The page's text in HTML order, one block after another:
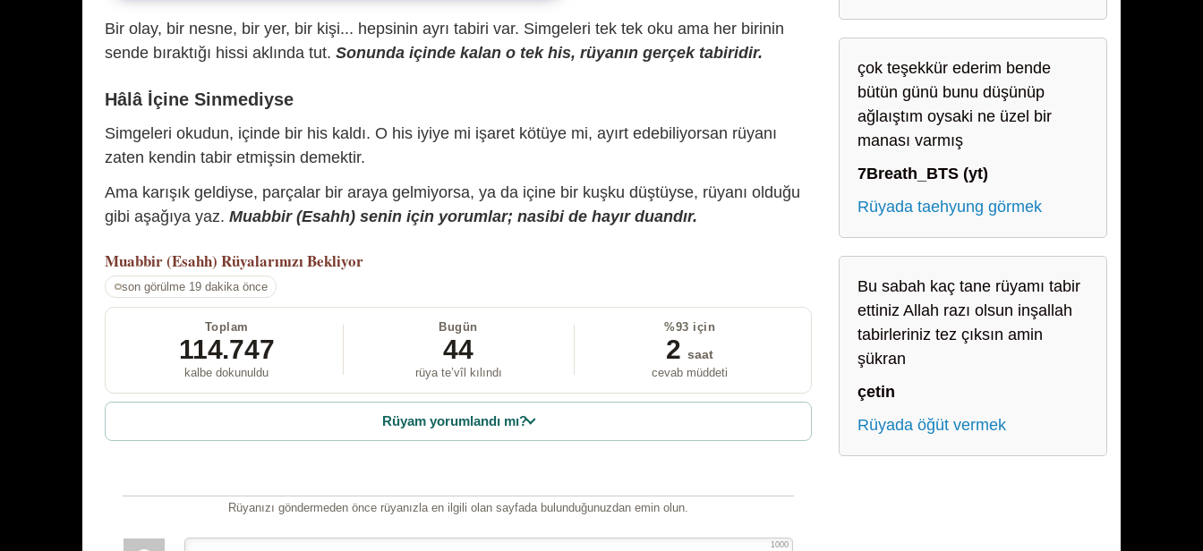
Bir olay, bir nesne, bir yer, bir kişi... hepsinin ayrı tabiri var. Simgeleri tek tek oku ama her birinin
sende bıraktığı hissi aklında tut. Sonunda içinde kalan o tek his, rüyanın gerçek tabiridir.
Hâlâ İçine Sinmediyse
Simgeleri okudun, içinde bir his kaldı. O his iyiye mi işaret kötüye mi, ayırt edebiliyorsan rüyanı
zaten kendin tabir etmişsin demektir.
Ama karışık geldiyse, parçalar bir araya gelmiyorsa, ya da içine bir kuşku düştüyse, rüyanı olduğu
gibi aşağıya yaz. Muabbir (Esahh) senin için yorumlar; nasibi de hayır duandır.
Muabbir (Esahh) Rüyalarınızı Bekliyor
son görülme 19 dakika önce
Toplam
114.747
kalbe dokunuldu
Bugün
44
rüya te’vîl kılındı
%93 için
2 saat
cevab müddeti
Rüyam yorumlandı mı?
Rüyanızı göndermeden önce rüyanızla en ilgili olan sayfada bulunduğunuzdan emin olun.
1000
çok teşekkür ederim bende
bütün günü bunu düşünüp
ağlaıştım oysaki ne üzel bir
manası varmış
7Breath_BTS (yt)
Rüyada taehyung görmek
Bu sabah kaç tane rüyamı tabir
ettiniz Allah razı olsun inşallah
tabirleriniz tez çıksın amin
şükran
çetin
Rüyada öğüt vermek